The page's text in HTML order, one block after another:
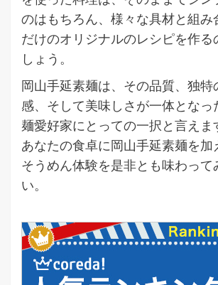
のはもちろん、様々な具材と組み
だけのオリジナルのレシピを作る
しょう。
岡山手延素麺は、その品質、独特
感、そして美味しさが一体となっ
麺愛好家にとっての一択と言えま
あなたの食卓に岡山手延素麺を加
そうめん体験を是非とも味わって
い。